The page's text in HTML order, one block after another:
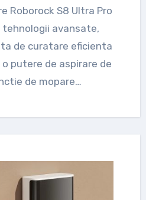
avansate,
de curatare eficienta
o putere de aspirare de
de mopare…